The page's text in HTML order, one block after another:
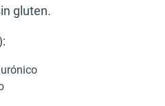
gluten.